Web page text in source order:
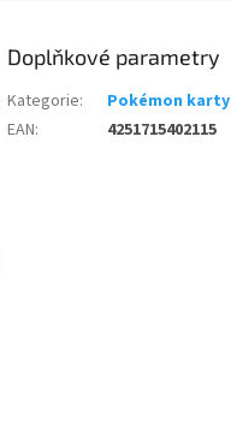
Doplňkové parametry
Kategorie:
Pokémon karty
EAN: 4251715402115